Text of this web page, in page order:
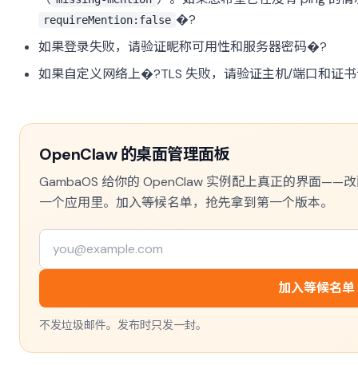
requireMention:false �?
如果登录失败，请验证昵称可用性和服务器密码�?
如果自定义网络上�?TLS 失败，请验证主机/端口和证
OpenClaw 的桌面管理面板
GambaOS 给你的 OpenClaw 实例配上真正的界面——
一个应用里。加入等候名单，抢先拿到第一个版本。
加入等候名单
不发垃圾邮件。发布时只发一封。